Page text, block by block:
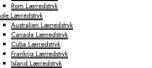
Rom Lærredstryk
Lærredstryk
Australien Lærredstryk
Canada Lærredstryk
Cuba Lærredstryk
Frankrig Lærredstryk
Island Lærredstryk